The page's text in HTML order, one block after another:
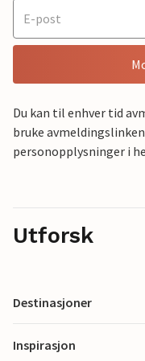
Du kan til enhver tid
bruke
personopplysninger i
Utforsk
Destinasjoner
Inspirasjon